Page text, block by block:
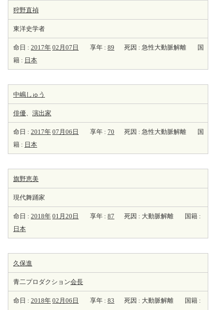
狩野直禎
東洋史学者
命日 : 2017年 02月07日 享年 : 89 死因 : 急性大動脈解離
国
籍 : 日本
中嶋しゅう
俳優、 演出家
命日 : 2017年 07月06日 享年 : 70 死因 : 急性大動脈解離
国
籍 : 日本
旗野恵美
現代舞踊家
命日 : 2018年 01月20日 享年 : 87 死因 : 大動脈解離
国籍 :
日本
久保進
青二プロダクション会長
命日 : 2018年 02月06日 享年 : 83 死因 : 大動脈解離
国籍 :